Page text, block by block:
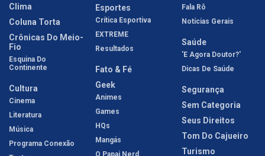
Clima
Coluna Torta
Crônicas Do Meio-
Fio
Esquina Do
Continente
Cultura
Cinema
Literatura
Música
Programa Conexão
Esportes
Crítica Esportiva
EXTREME
Resultados
Fato & Fé
Geek
Animes
Games
HQs
Mangás
O Papai Nerd
Fala Rô
Notícias Gerais
Saúde
'E Agora Doutor?'
Dicas De Saúde
Segurança
Sem Categoria
Seus Direitos
Tom Do Cajueiro
Turismo